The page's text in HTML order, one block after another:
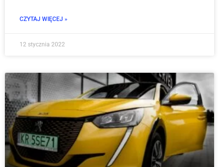
CZYTAJ WIĘCEJ »
12 stycznia 2022